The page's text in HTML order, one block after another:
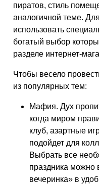
пиратов, стиль
аналогичной теме.
использовать
богатый выбор
разделе интернет-
Чтобы весело
из популярных тем:
Мафия. Дух
когда миром
клуб, азартные
подойдет для
Выбрать все
праздника можно
вечеринка» в